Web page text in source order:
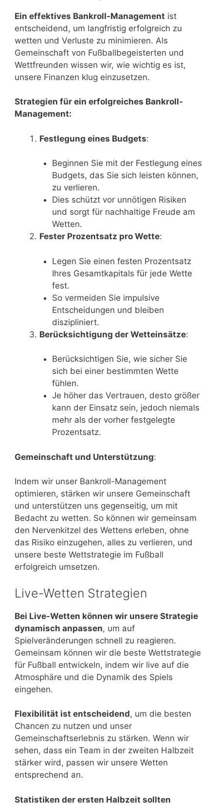
Ein effektives Bankroll-Management ist
entscheidend, um langfristig erfolgreich zu
wetten und Verluste zu minimieren. Als
Gemeinschaft von Fußballbegeisterten und
Wettfreunden wissen wir, wie wichtig es ist,
unsere Finanzen klug einzusetzen.
Strategien für ein erfolgreiches Bankroll-
Management:
Festlegung eines Budgets:
Beginnen Sie mit der Festlegung eines
Budgets, das Sie sich leisten können,
zu verlieren.
Dies schützt vor unnötigen Risiken
und sorgt für nachhaltige Freude am
Wetten.
Fester Prozentsatz pro Wette:
Legen Sie einen festen Prozentsatz
Ihres Gesamtkapitals für jede Wette
fest.
So vermeiden Sie impulsive
Entscheidungen und bleiben
diszipliniert.
Berücksichtigung der Wetteinsätze:
Berücksichtigen Sie, wie sicher Sie
sich bei einer bestimmten Wette
fühlen.
Je höher das Vertrauen, desto größer
kann der Einsatz sein, jedoch niemals
mehr als der vorher festgelegte
Prozentsatz.
Gemeinschaft und Unterstützung:
Indem wir unser Bankroll-Management
optimieren, stärken wir unsere Gemeinschaft
und unterstützen uns gegenseitig, um mit
Bedacht zu wetten. So können wir gemeinsam
den Nervenkitzel des Wettens erleben, ohne
das Risiko einzugehen, alles zu verlieren, und
unsere beste Wettstrategie im Fußball
erfolgreich umsetzen.
Live-Wetten Strategien
Bei Live-Wetten können wir unsere Strategie
dynamisch anpassen, um auf
Spielveränderungen schnell zu reagieren.
Gemeinsam können wir die beste Wettstrategie
für Fußball entwickeln, indem wir live auf die
Atmosphäre und die Dynamik des Spiels
eingehen.
Flexibilität ist entscheidend, um die besten
Chancen zu nutzen und unser
Gemeinschaftserlebnis zu stärken. Wenn wir
sehen, dass ein Team in der zweiten Halbzeit
stärker wird, passen wir unsere Wetten
entsprechend an.
Statistiken der ersten Halbzeit sollten